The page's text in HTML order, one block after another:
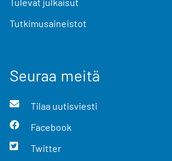
Tutkimusaineistot
Seuraa meitä
Tilaa uutisviesti
Facebook
Twitter